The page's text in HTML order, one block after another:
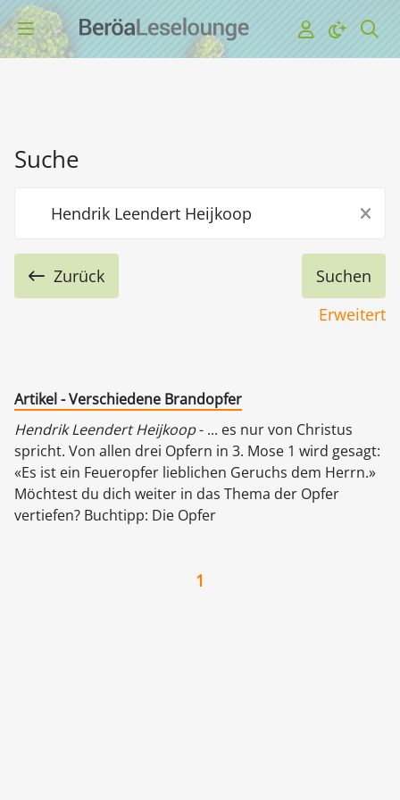
Suche
Zurück
Erweitert
Artikel - Verschiedene Brandopfer
Hendrik Leendert Heijkoop- ... es nur von Christus
spricht. Von allen drei Opfern in 3. Mose 1 wird gesagt:
«Es ist ein Feueropfer lieblichen Geruchs dem Herrn.»
Möchtest du dich weiter in das Thema der Opfer
vertiefen? Buchtipp: Die Opfer
1